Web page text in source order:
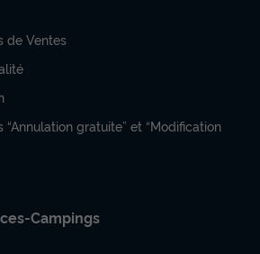
de Ventes
gratuite” et “Modification
Campings